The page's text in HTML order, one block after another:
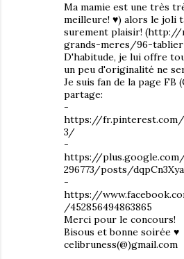
Ma mamie est une très
meilleure! ♥) alors le joli
surement plaisir!
grands-meres/96-
D'habitude, je lui offre
un peu d'originalité ne
Je suis fan de la page FB
partage:
-
https://fr.pinterest.com/
3/
-
https://plus.google.com/
296773/posts/
-
https://
/452856494863865
Merci pour le concours!
Bisous et bonne soirée ♥
celibruness(@)gmail.com